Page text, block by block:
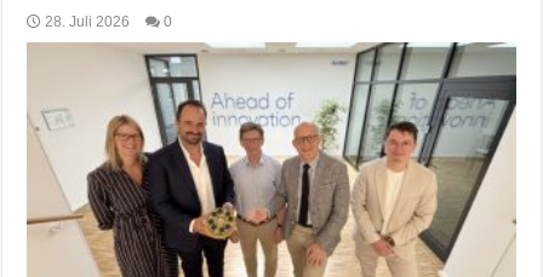
28. Juli 2026 0